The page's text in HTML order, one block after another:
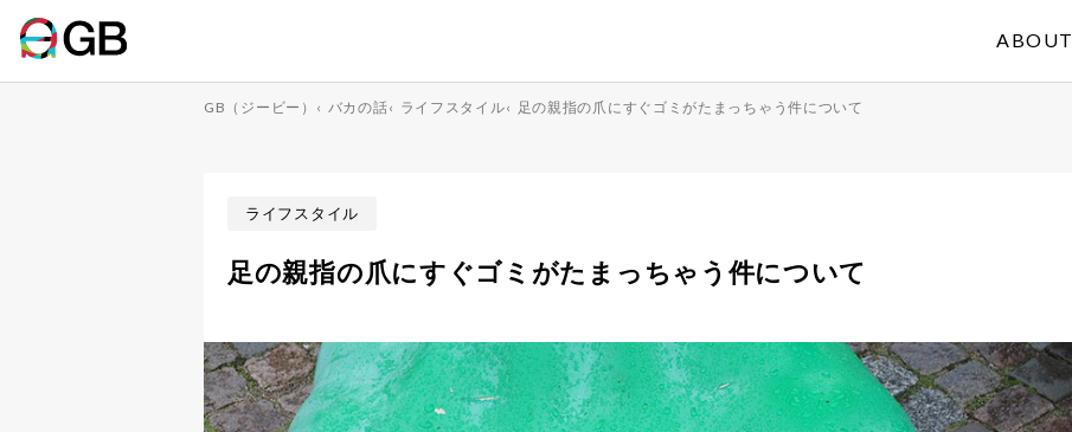
ABOUT
GB（ジービー） ‹ バカの話‹ ライフスタイル‹ 足の親指の爪にすぐゴミがたまっちゃう件について
ライフスタイル
足の親指の爪にすぐゴミがたまっちゃう件について